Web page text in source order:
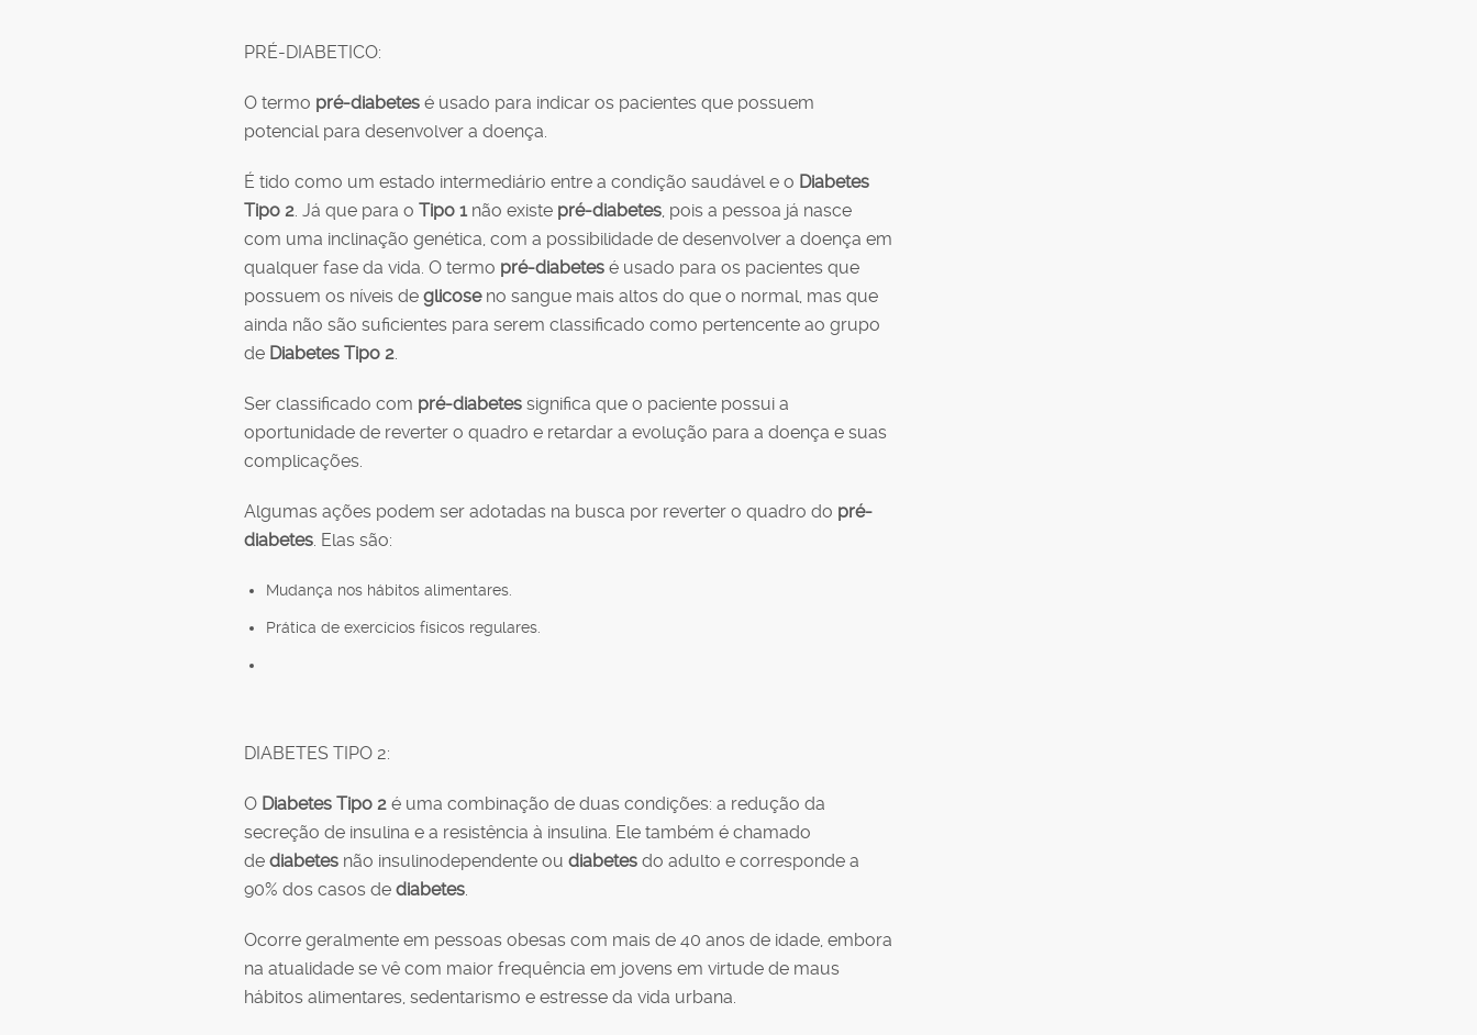
PRÉ-DIABETICO:
O termo pré-diabetes é usado para indicar os pacientes que possuem
potencial para desenvolver a doença.
É tido como um estado intermediário entre a condição saudável e o Diabetes
Tipo 2 . Já que para o Tipo 1 não existe pré-diabetes , pois a pessoa já nasce
com uma inclinação genética, com a possibilidade de desenvolver a doença em
qualquer fase da vida. O termo pré-diabetes é usado para os pacientes que
possuem os níveis de glicoseno sangue mais altos do que o normal, mas que
ainda não são suficientes para serem classificado como pertencente ao grupo
de Diabetes Tipo 2
Ser classificado com pré-diabetes significa que o paciente possui a
oportunidade de reverter o quadro e retardar a evolução para a doença e suas
complicações.
Algumas ações podem ser adotadas na busca por reverter o quadro do pré-
diabetes . Elas são:
Mudança nos hábitos alimentares.
Prática de exercícios físicos regulares.
DIABETES TIPO 2:
O Diabetes Tipo 2 é uma combinação de duas condições: a redução da
secreção de insulina e a resistência à insulina. Ele também é chamado
de diabetes não insulinodependente ou diabetes do adulto e corresponde a
90% dos casos de diabetes
Ocorre geralmente em pessoas obesas com mais de 40 anos de idade, embora
na atualidade se vê com maior frequência em jovens em virtude de maus
hábitos alimentares, sedentarismo e estresse da vida urbana.